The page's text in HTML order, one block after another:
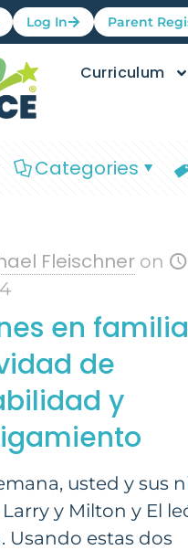
Log In Parent
Curriculum
Categories
Fleischner on
en
de
y
usted y sus
y Milton y El
Usando estas dos